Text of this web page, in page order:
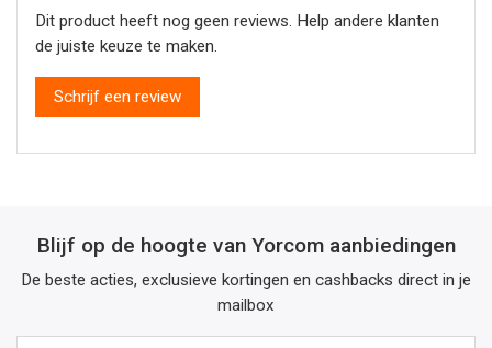
Dit product heeft nog geen reviews. Help andere klanten
de juiste keuze te maken.
Schrijf een review
Blijf op de hoogte van Yorcom aanbiedingen
De beste acties, exclusieve kortingen en cashbacks direct in je
mailbox